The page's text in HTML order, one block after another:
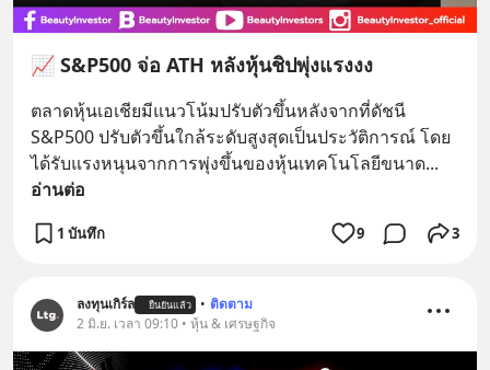
📈 S&P500 จ่อ ATH หลังหุ้นชิปพุ่งแรงงง
ตลาดหุ้นเอเชียมีแนวโน้มปรับตัวขึ้นหลังจากที่ดัชนี
S&P500 ปรับตัวขึ้นใกล้ระดับสูงสุดเป็นประวัติการณ์ โดย
ได้รับแรงหนุนจากการพุ่งขึ้นของหุ้นเทคโนโลยีขนาด
อ่านต่อ
1 บันทึก 9 3
ลงทุนเกิร์ล ยืนยันแล้ว • ติดตาม
2 มิ.ย. เวลา 09:10 • หุ้น & เศรษฐกิจ